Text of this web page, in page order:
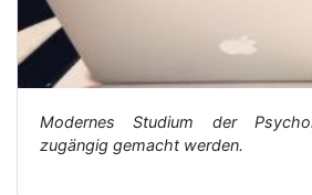
Modernes Studium der
zugängig gemacht werden.